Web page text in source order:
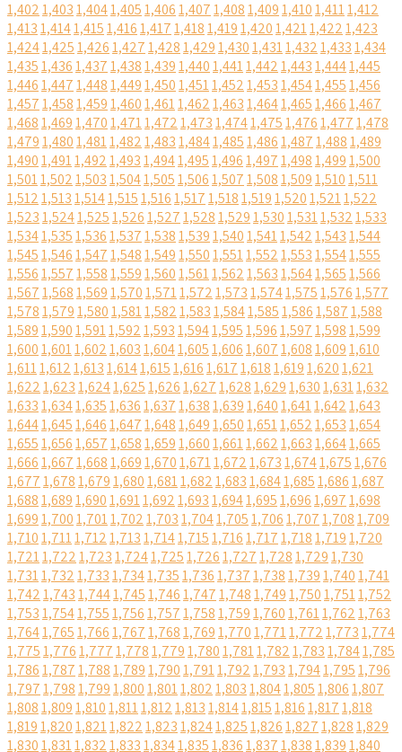
1,4021,4031,4041,4051,4061,4071,4081,4091,4101,4111,412
1,4131,4141,4151,4161,4171,4181,4191,4201,4211,4221,423
1,4241,4251,4261,4271,4281,4291,4301,4311,4321,4331,434
1,4351,4361,4371,4381,4391,4401,4411,4421,4431,4441,445
1,4461,4471,4481,4491,4501,4511,4521,4531,4541,4551,456
1,4571,4581,4591,4601,4611,4621,4631,4641,4651,4661,467
1,4681,4691,4701,4711,4721,4731,4741,4751,4761,4771,478
1,4791,4801,4811,4821,4831,4841,4851,4861,4871,4881,489
1,4901,4911,4921,4931,4941,4951,4961,4971,4981,4991,500
1,5011,5021,5031,5041,5051,5061,5071,5081,5091,5101,511
1,5121,5131,5141,5151,5161,5171,5181,5191,5201,5211,522
1,5231,5241,5251,5261,5271,5281,5291,5301,5311,5321,533
1,5341,5351,5361,5371,5381,5391,5401,5411,5421,5431,544
1,5451,5461,5471,5481,5491,5501,5511,5521,5531,5541,555
1,5561,5571,5581,5591,5601,5611,5621,5631,5641,5651,566
1,5671,5681,5691,5701,5711,5721,5731,5741,5751,5761,577
1,5781,5791,5801,5811,5821,5831,5841,5851,5861,5871,588
1,5891,5901,5911,5921,5931,5941,5951,5961,5971,5981,599
1,6001,6011,6021,6031,6041,6051,6061,6071,6081,6091,610
1,6111,6121,6131,6141,6151,6161,6171,6181,6191,6201,621
1,6221,6231,6241,6251,6261,6271,6281,6291,6301,6311,632
1,6331,6341,6351,6361,6371,6381,6391,6401,6411,6421,643
1,6441,6451,6461,6471,6481,6491,6501,6511,6521,6531,654
1,6551,6561,6571,6581,6591,6601,6611,6621,6631,6641,665
1,6661,6671,6681,6691,6701,6711,6721,6731,6741,6751,676
1,6771,6781,6791,6801,6811,6821,6831,6841,6851,6861,687
1,6881,6891,6901,6911,6921,6931,6941,6951,6961,6971,698
1,6991,7001,7011,7021,7031,7041,7051,7061,7071,7081,709
1,7101,7111,7121,7131,7141,7151,7161,7171,7181,7191,720
1,7211,7221,7231,7241,7251,7261,7271,7281,7291,730
1,7311,7321,7331,7341,7351,7361,7371,7381,7391,7401,741
1,7421,7431,7441,7451,7461,7471,7481,7491,7501,7511,752
1,7531,7541,7551,7561,7571,7581,7591,7601,7611,7621,763
1,7641,7651,7661,7671,7681,7691,7701,7711,7721,7731,774
1,7751,7761,7771,7781,7791,7801,7811,7821,7831,7841,785
1,7861,7871,7881,7891,7901,7911,7921,7931,7941,7951,796
1,7971,7981,7991,8001,8011,8021,8031,8041,8051,8061,807
1,8081,8091,8101,8111,8121,8131,8141,8151,8161,8171,818
1,8191,8201,8211,8221,8231,8241,8251,8261,8271,8281,829
1,8301,8311,8321,8331,8341,8351,8361,8371,8381,8391,840